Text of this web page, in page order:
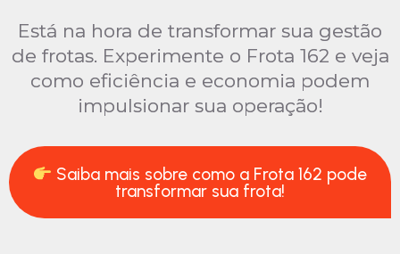
Está na hora de transformar sua gestão
de frotas. Experimente o Frota 162 e veja
como eficiência e economia podem
impulsionar sua operação!
Saiba mais sobre como a Frota 162 pode
transformar sua frota!